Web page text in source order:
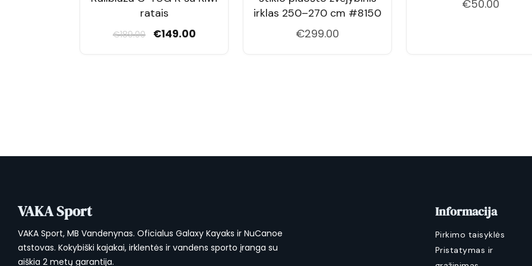
ratais
€189.00
Original
€149.00Current
irklas 250–270 cm #8150
€299.00
€50.00
VAKA Sport
VAKA Sport, MB Vandenynas. Oficialus Galaxy Kayaks ir NuCanoe
atstovas. Kokybiški kajakai, irklentės ir vandens sporto įranga su
aiškia 2 metų garantija.
Informacija
Pirkimo taisyklės
Pristatymas ir